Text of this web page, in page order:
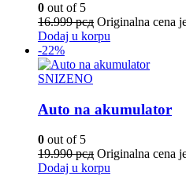
0 out of 5
16.999рсд Originalna cena
Dodaj u korpu
-22%
SNIZENO
Auto na akumulator
0 out of 5
19.990рсд Originalna cena
Dodaj u korpu